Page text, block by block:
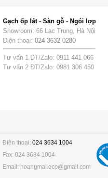
Gạch ốp lát - Sàn gỗ - Ngói lợp
Showroom: 66 Lạc Trung, Hà Nội
Điện thoại: 024 3632 0280
Tư vấn 1 ĐT/Zalo: 0911 441 066
Tư vấn 2 ĐT/Zalo: 0981 306 450
Điện thoại: 024 3634 1004
Fax: 024 3634 1004
Email: hoangmai.eco@gmail.com